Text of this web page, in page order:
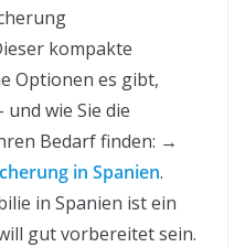
kompakte
Optionen es gibt,
wie Sie die
Bedarf finden: →
in Spanien.
in Spanien ist ein
gut vorbereitet sein.